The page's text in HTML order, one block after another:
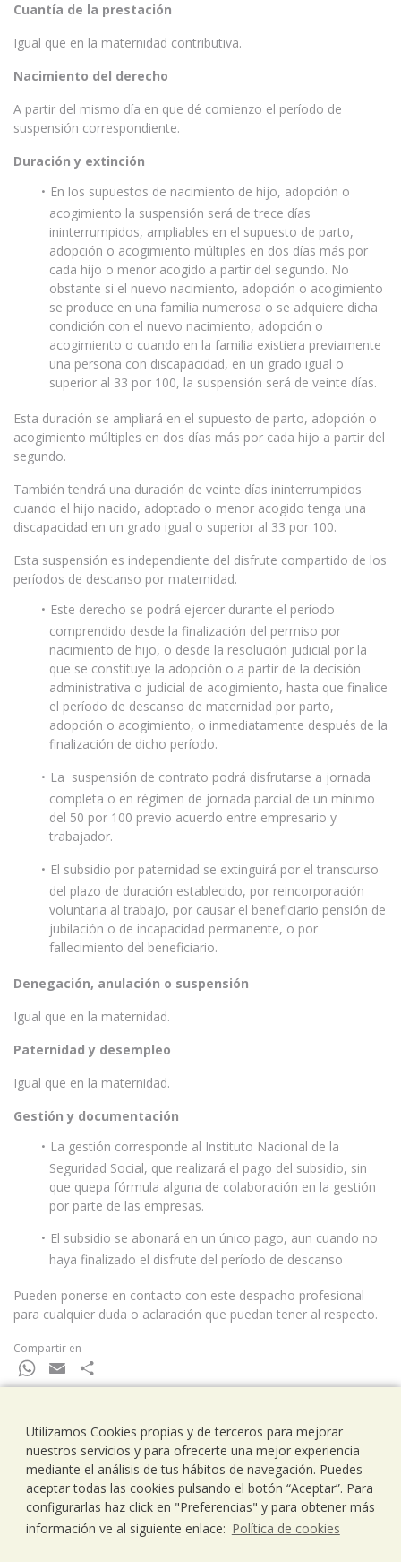
Cuantía de la prestación
Igual que en la maternidad contributiva.
Nacimiento del derecho
A partir del mismo día en que dé comienzo el período de
suspensión correspondiente.
Duración y extinción
En los supuestos de nacimiento de hijo, adopción o
acogimiento la suspensión será de trece días
ininterrumpidos, ampliables en el supuesto de parto,
adopción o acogimiento múltiples en dos días más por
cada hijo o menor acogido a partir del segundo. No
obstante si el nuevo nacimiento, adopción o acogimiento
se produce en una familia numerosa o se adquiere dicha
condición con el nuevo nacimiento, adopción o
acogimiento o cuando en la familia existiera previamente
una persona con discapacidad, en un grado igual o
superior al 33 por 100, la suspensión será de veinte días.
Esta duración se ampliará en el supuesto de parto, adopción o
acogimiento múltiples en dos días más por cada hijo a partir del
segundo.
También tendrá una duración de veinte días ininterrumpidos
cuando el hijo nacido, adoptado o menor acogido tenga una
discapacidad en un grado igual o superior al 33 por 100.
Esta suspensión es independiente del disfrute compartido de los
períodos de descanso por maternidad.
Este derecho se podrá ejercer durante el período
comprendido desde la finalización del permiso por
nacimiento de hijo, o desde la resolución judicial por la
que se constituye la adopción o a partir de la decisión
administrativa o judicial de acogimiento, hasta que finalice
el período de descanso de maternidad por parto,
adopción o acogimiento, o inmediatamente después de la
finalización de dicho período.
La suspensión de contrato podrá disfrutarse a jornada
completa o en régimen de jornada parcial de un mínimo
del 50 por 100 previo acuerdo entre empresario y
trabajador.
El subsidio por paternidad se extinguirá por el transcurso
del plazo de duración establecido, por reincorporación
voluntaria al trabajo, por causar el beneficiario pensión de
jubilación o de incapacidad permanente, o por
fallecimiento del beneficiario.
Denegación, anulación o suspensión
Igual que en la maternidad.
Paternidad y desempleo
Igual que en la maternidad.
Gestión y documentación
La gestión corresponde al Instituto Nacional de la
Seguridad Social, que realizará el pago del subsidio, sin
que quepa fórmula alguna de colaboración en la gestión
por parte de las empresas.
El subsidio se abonará en un único pago, aun cuando no
haya finalizado el disfrute del período de descanso
Pueden ponerse en contacto con este despacho profesional
para cualquier duda o aclaración que puedan tener al respecto.
Compartir en
WhatsApp
Email
Ramells Ramoneda
Assessors - Consultors
C/ Balmes 203, 1º 1ª
08006 Barcelona
T..93 238 79 26
Utilizamos Cookies propias y de terceros para mejorar
nuestros servicios y para ofrecerte una mejor experiencia
mediante el análisis de tus hábitos de navegación. Puedes
aceptar todas las cookies pulsando el botón “Aceptar”. Para
configurarlas haz click en "Preferencias" y para obtener más
información ve al siguiente enlace: Política de cookies